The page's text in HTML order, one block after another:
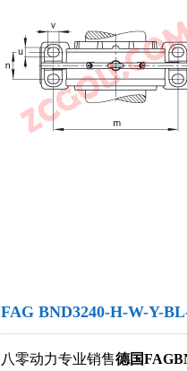
FAG BND3240-H-W-Y-
八零动力专业销售德国